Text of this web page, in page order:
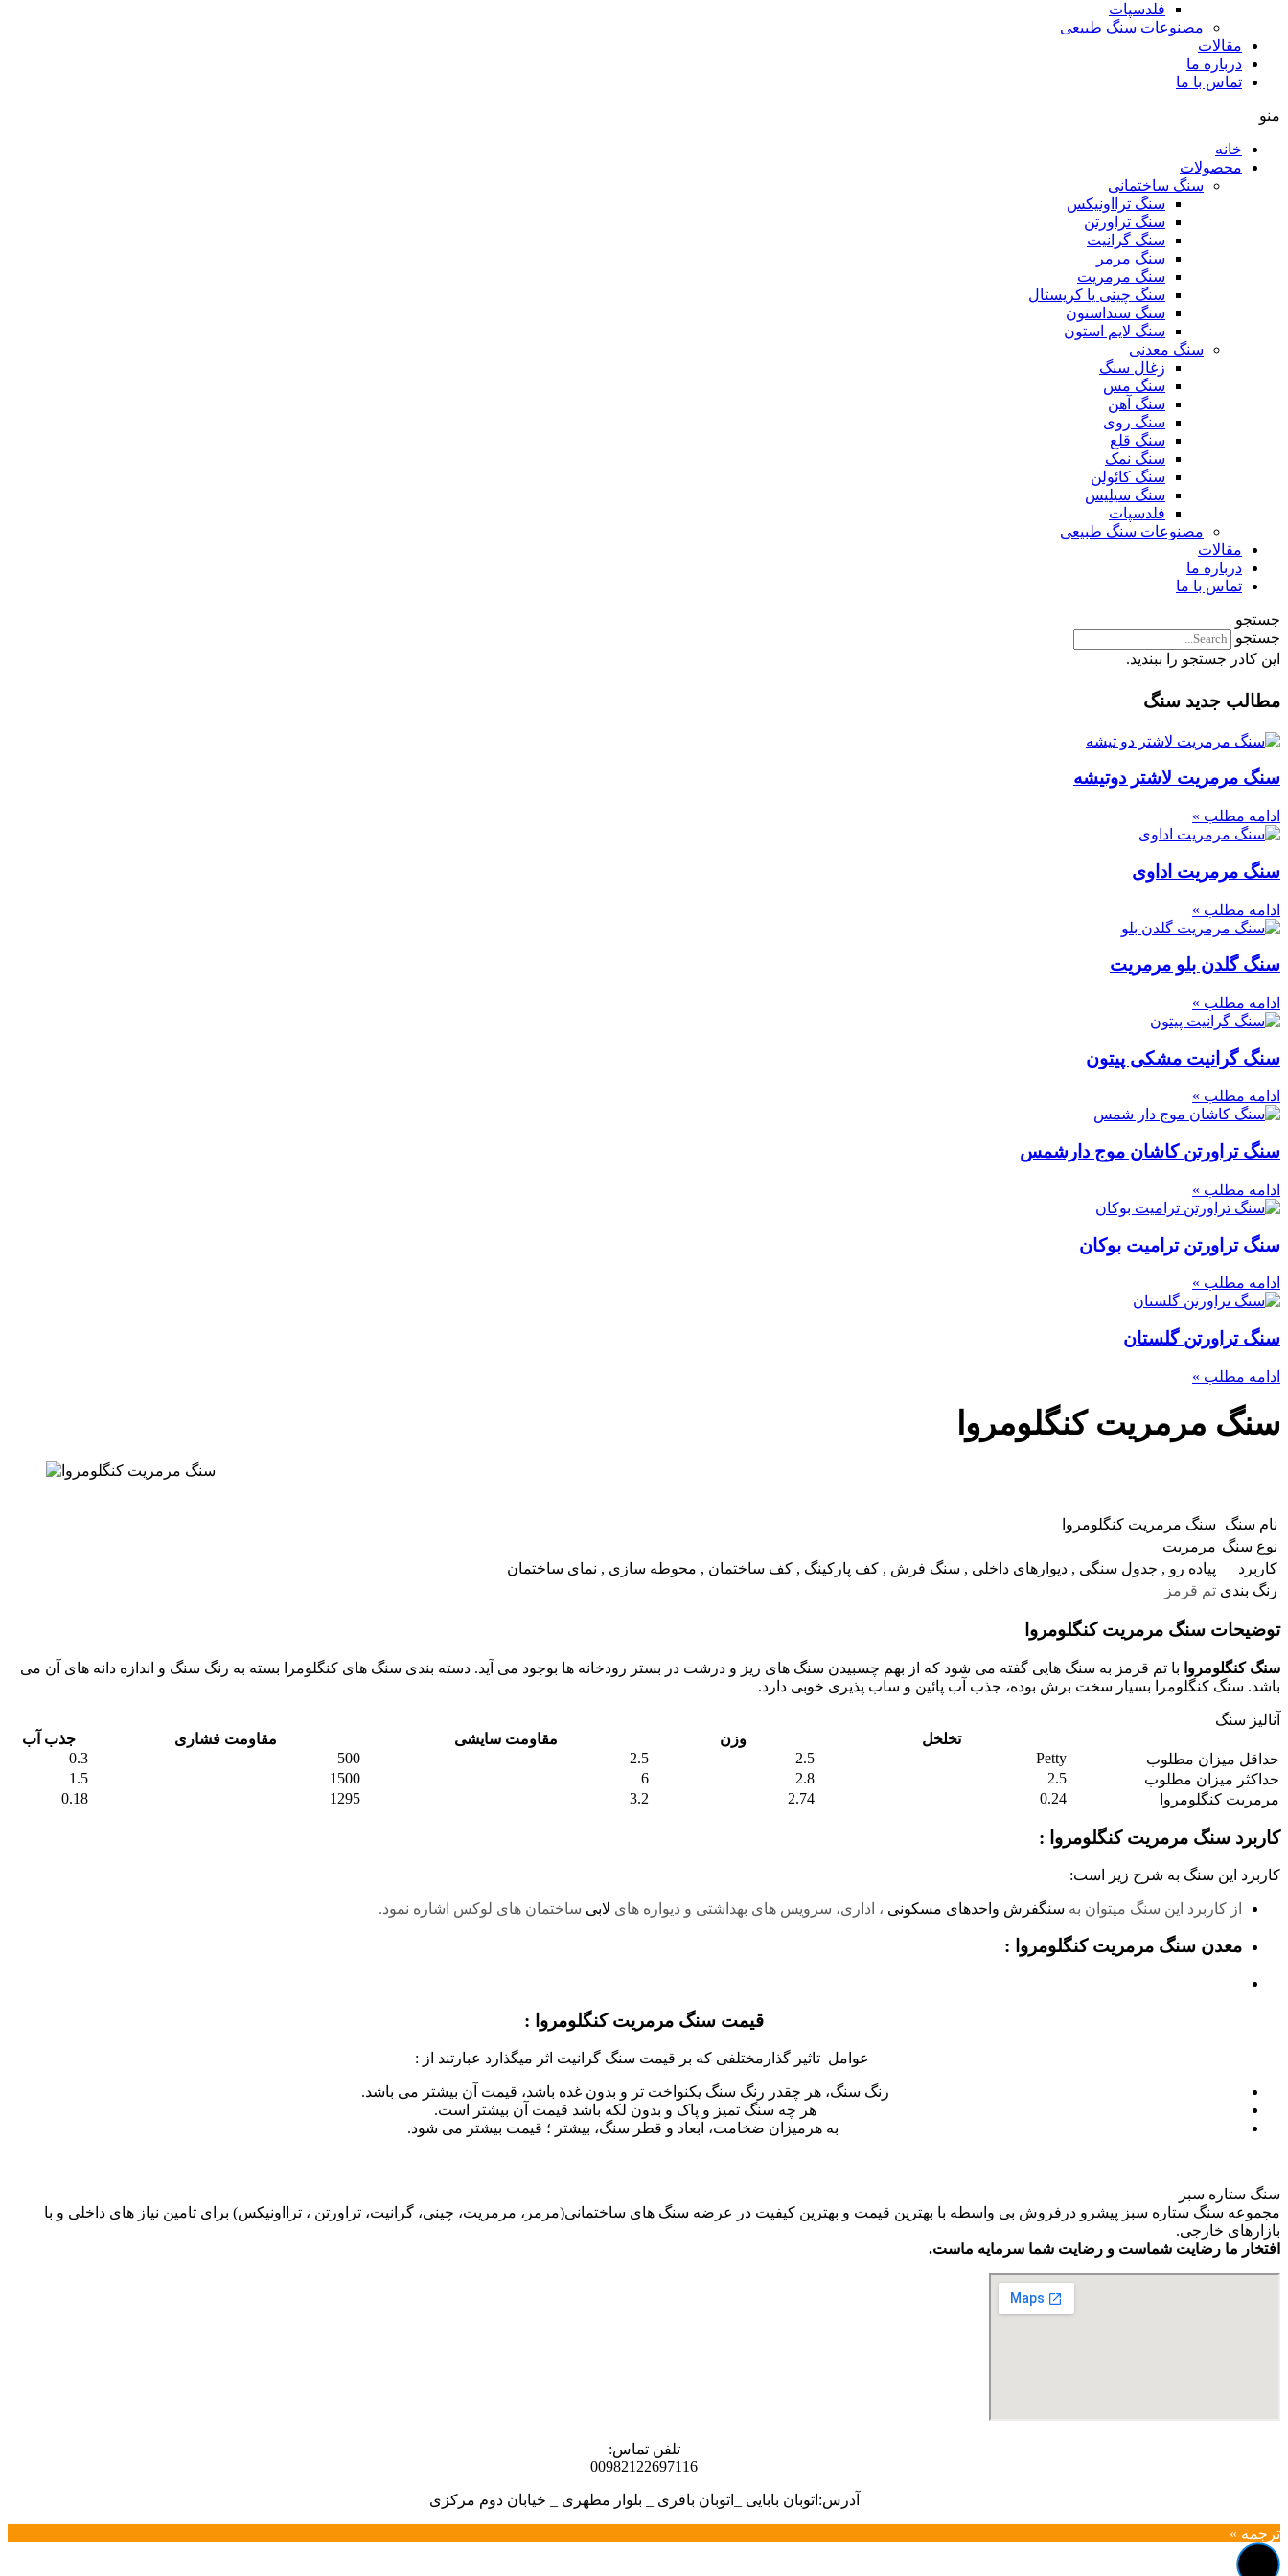
فلدسپات
مصنوعات سنگ طبیعی
مقالات
درباره ما
تماس با ما
منو
خانه
محصولات
سنگ ساختمانی
سنگ ترااونیکس
سنگ تراورتن
سنگ گرانیت
سنگ مرمر
سنگ مرمریت
سنگ چینی یا کریستال
سنگ سنداستون
سنگ لایم استون
سنگ معدنی
زغال سنگ
سنگ مس
سنگ آهن
سنگ روی
سنگ قلع
سنگ نمک
سنگ کائولن
سنگ سیلیس
فلدسپات
مصنوعات سنگ طبیعی
مقالات
درباره ما
تماس با ما
جستجو
جستجو
این کادر جستجو را ببندید.
مطالب جدید سنگ
سنگ مرمریت لاشتر دوتیشه
ادامه مطلب »
سنگ مرمریت اداوی
ادامه مطلب »
سنگ گلدن بلو مرمریت
ادامه مطلب »
سنگ گرانیت مشکی پیتون
ادامه مطلب »
سنگ تراورتن کاشان موج دارشمس
ادامه مطلب »
سنگ تراورتن ترامیت بوکان
ادامه مطلب »
سنگ تراورتن گلستان
ادامه مطلب »
سنگ مرمریت کنگلومروا
نام سنگ
سنگ مرمریت کنگلومروا
نوع سنگ مرمریت
کاربرد
پیاده رو , جدول سنگی , دیوارهای داخلی , سنگ فرش , کف پارکینگ , کف ساختمان , محوطه سازی , نمای ساختمان
رنگ بندی تم قرمز
توضیحات سنگ مرمریت کنگلومروا
سنگ کنگلومروا با تم قرمز به سنگ هایی گفته می شود که از بهم چسبیدن سنگ های ریز و درشت در بستر رودخانه ها بوجود می آید. دسته بندی سنگ های کنگلومرا بسته به رنگ سنگ و اندازه دانه های آن می
باشد. سنگ کنگلومرا بسیار سخت برش بوده، جذب آب پائین و ساب پذیری خوبی دارد.
آنالیز سنگ
تخلخل
وزن مقاومت سایشی مقاومت فشاری
جذب آب
حداقل میزان مطلوب
Petty
2.5
2.5
500
0.3
حداکثر میزان مطلوب
2.5
2.8
6
1500
1.5
مرمریت کنگلومروا
0.24
2.74
3.2
1295
0.18
کاربرد سنگ مرمریت کنگلومروا :
کاربرد این سنگ به شرح زیر است:
از کاربرد این سنگ میتوان به سنگفرش واحدهای مسکونی ، اداری، سرویس های بهداشتی و دیواره های لابی ساختمان های لوکس اشاره نمود.
معدن سنگ مرمریت کنگلومروا :
قیمت سنگ مرمریت کنگلومروا :
عوامل تاثیر گذارمختلفی که بر قیمت سنگ گرانیت اثر میگذارد عبارتند از :
رنگ سنگ، هر چقدر رنگ سنگ یکنواخت تر و بدون غده باشد، قیمت آن بیشتر می باشد.
هر چه سنگ تمیز و پاک و بدون لکه باشد قیمت آن بیشتر است.
به هرمیزان ضخامت، ابعاد و قطر سنگ، بیشتر ؛ قیمت بیشتر می شود.
سنگ ستاره سبز
مجموعه سنگ ستاره سبز پیشرو درفروش بی واسطه با بهترین قیمت و بهترین کیفیت در عرضه سنگ های ساختمانی(مرمر، مرمریت، چینی، گرانیت، تراورتن ، ترااونیکس) برای تامین نیاز های داخلی و با
بازارهای خارجی.
افتخار ما رضایت شماست و رضایت شما سرمایه ماست.
تلفن تماس:
00982122697116
آدرس:اتوبان بابایی _اتوبان باقری _ بلوار مطهری _ خیابان دوم مرکزی
ترجمه »